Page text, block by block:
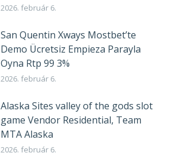
2026. február 6.
San Quentin Xways Mostbet’te
Demo Ücretsiz Empieza Parayla
Oyna Rtp 99 3%
2026. február 6.
Alaska Sites valley of the gods slot
game Vendor Residential, Team
MTA Alaska
2026. február 6.